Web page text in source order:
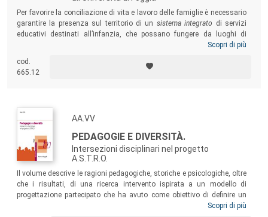
Per favorire la conciliazione di vita e lavoro delle famiglie è necessario
garantire la presenza sul territorio di un sistema integrato di servizi
educativi destinati all’infanzia, che possano fungere da luoghi di
istruzione e di formazione, per i/le più piccoli/e, e da supporto a una
gioco
, organizzato dall’Università di Foggia per ospitare durante il
periodo estivo le bambine e i bambini dei dipendenti dell’Ateneo: “uno
Scopri di più
cod.
665.12
AA.VV
PEDAGOGIE E DIVERSITÀ.
Intersezioni disciplinari nel progetto
A.S.T.R.O.
Il volume descrive le ragioni pedagogiche, storiche e psicologiche, oltre
che i risultati, di una ricerca intervento ispirata a un modello di
progettazione partecipato che ha avuto come obiettivo di definire un
programma educativo volto a migliorare la relazione famiglia-bambino
Scopri di più